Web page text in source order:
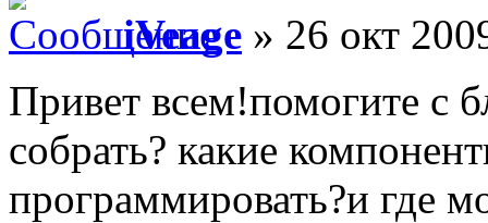
iVeage » 26 окт
Привет всем!помогите с
собрать? какие
программировать?и где